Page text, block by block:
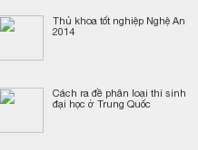
Thủ khoa tốt nghiệp Nghệ An
2014
Cách ra đề phân loại thí sinh
đại học ở Trung Quốc